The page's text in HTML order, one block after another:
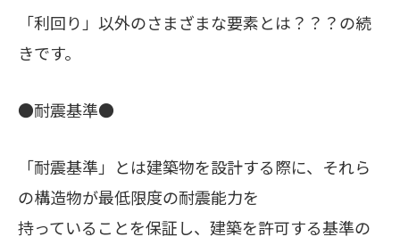
「利回り」以外のさまざまな要素とは？？？の続
きです。
●耐震基準●
「耐震基準」とは建築物を設計する際に、それら
の構造物が最低限度の耐震能力を
持っていることを保証し、建築を許可する基準の